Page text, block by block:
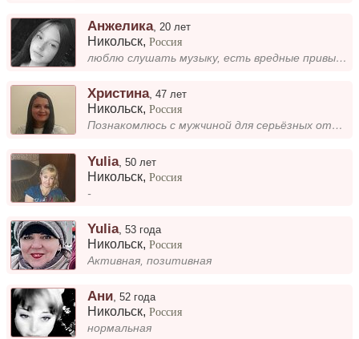
Анжелика, 20 лет
Никольск,Россия
люблю слушать музыку, есть вредные привычки, рост 1 57
Христина,47 лет
Никольск,Россия
Познакомлюсь с мужчиной для серьёзных отношений.
Yulia,50 лет
Никольск,Россия
-
Yulia,53 года
Никольск,Россия
Активная, позитивная
Ани,52 года
Никольск,Россия
нормальная